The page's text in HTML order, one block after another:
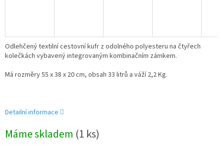
Máme skladem (1 ks)
Odlehčený textilní cestovní kufr z odolného polyesteru na čtyřech
kolečkách vybavený integrovaným kombinačním zámkem.
Má rozměry55 x 38 x 20cm, obsah 33 litrů a váží 2,2 Kg.
Detailní informace